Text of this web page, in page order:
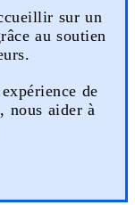
sur un
au soutien
de
nous aider à